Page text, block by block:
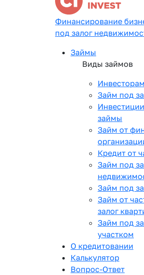
Финансирование
под залог
Займы
Виды займов
Инвесторам
Займ под
займы
Займ от
Кредит от
Займ под
Займ под
Займ от
залог
Займ под
участком
О кредитовании
Калькулятор
Вопрос-Ответ